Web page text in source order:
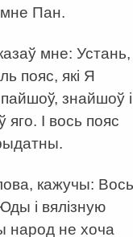
мне Пан.
мне: Устань,
пояс, які Я
знайшоў і
яго. І вось пояс
кажучы: Вось
і вялізную
народ не хоча